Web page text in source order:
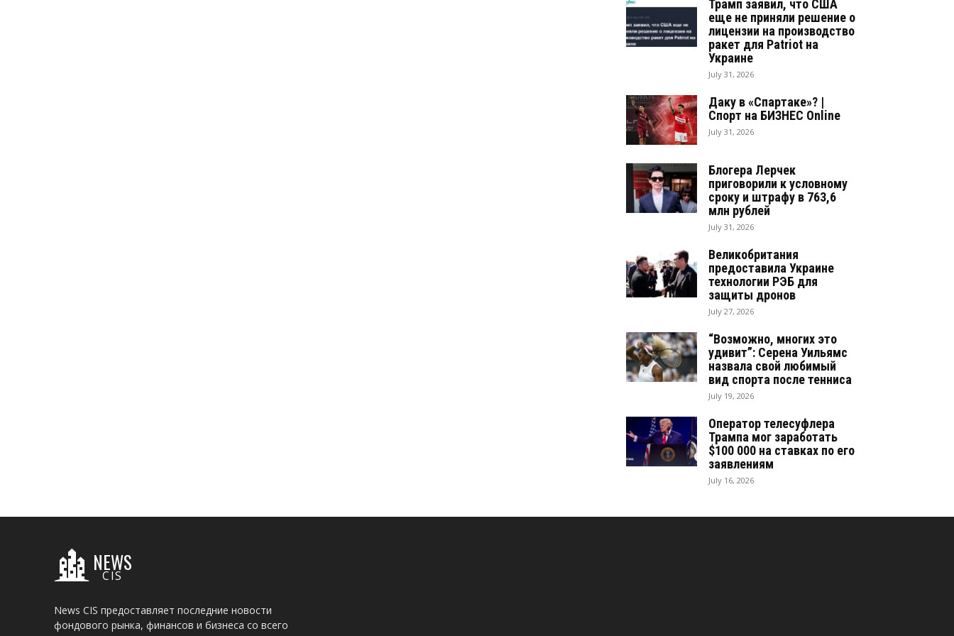
Трамп заявил, что США
еще не приняли решение о
лицензии на производство
ракет для Patriot на
Украине
July 31, 2026
Даку в «Спартаке»? |
Спорт на БИЗНЕС Online
July 31, 2026
Блогера Лерчек
приговорили к условному
сроку и штрафу в 763,6
млн рублей
July 31, 2026
Великобритания
предоставила Украине
технологии РЭБ для
защиты дронов
July 27, 2026
“Возможно, многих это
удивит”: Серена Уильямс
назвала свой любимый
вид спорта после тенниса
July 19, 2026
Оператор телесуфлера
Трампа мог заработать
$100 000 на ставках по его
заявлениям
July 16, 2026
NEWS
CIS
News CIS предоставляет последние новости
фондового рынка, финансов и бизнеса со всего